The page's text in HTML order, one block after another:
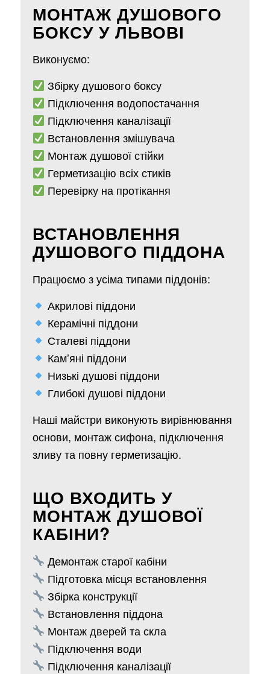
МОНТАЖ ДУШОВОГО
БОКСУ У ЛЬВОВІ
Виконуємо:
Збірку душового боксу
Підключення водопостачання
Підключення каналізації
Встановлення змішувача
Монтаж душової стійки
Герметизацію всіх стиків
Перевірку на протікання
ВСТАНОВЛЕННЯ
ДУШОВОГО ПІДДОНА
Працюємо з усіма типами піддонів:
Акрилові піддони
Керамічні піддони
Сталеві піддони
Кам’яні піддони
Низькі душові піддони
Глибокі душові піддони
Наші майстри виконують вирівнювання
основи, монтаж сифона, підключення
зливу та повну герметизацію.
ЩО ВХОДИТЬ У
МОНТАЖ ДУШОВОЇ
КАБІНИ?
Демонтаж старої кабіни
Підготовка місця встановлення
Збірка конструкції
Встановлення піддона
Монтаж дверей та скла
Підключення води
Підключення каналізації